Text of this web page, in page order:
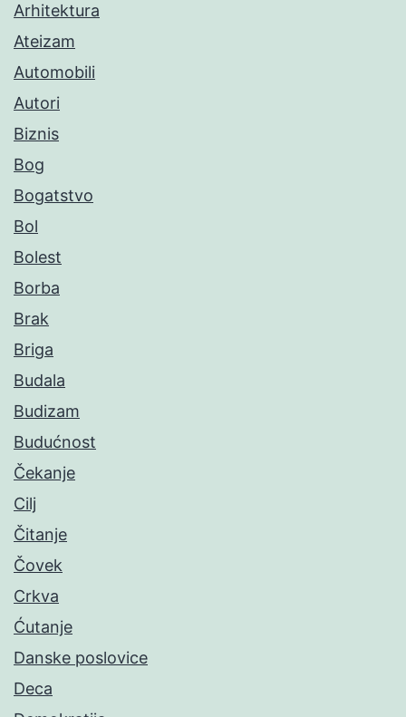
Arhitektura
Ateizam
Automobili
Autori
Biznis
Bog
Bogatstvo
Bol
Bolest
Borba
Brak
Briga
Budala
Budizam
Budućnost
Čekanje
Cilj
Čitanje
Čovek
Crkva
Ćutanje
Danske poslovice
Deca